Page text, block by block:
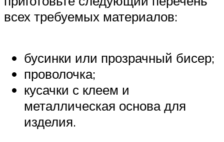
всех требуемых материалов:
бусинки или прозрачный бисер;
проволочка;
кусачки с клеем и
металлическая основа для
изделия.